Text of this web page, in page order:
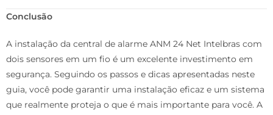
Conclusão
A instalação da central de alarme ANM 24 Net Intelbras com
dois sensores em um fio é um excelente investimento em
segurança. Seguindo os passos e dicas apresentadas neste
guia, você pode garantir uma instalação eficaz e um sistema
que realmente proteja o que é mais importante para você. A